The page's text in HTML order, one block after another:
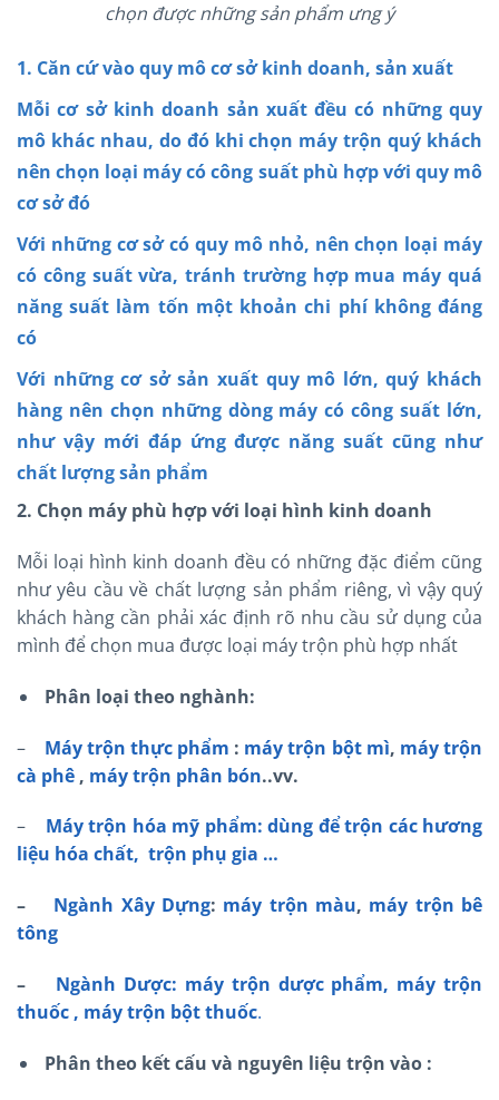
chọn được những sản phẩm ưng ý
1. Căn cứ vào quy mô cơ sở kinh doanh, sản xuất
Mỗi cơ sở kinh doanh sản xuất đều có những quy
mô khác nhau, do đó khi chọn máy trộn quý khách
nên chọn loại máy có công suất phù hợp với quy mô
cơ sở đó
Với những cơ sở có quy mô nhỏ, nên chọn loại máy
có công suất vừa, tránh trường hợp mua máy quá
năng suất làm tốn một khoản chi phí không đáng
có
Với những cơ sở sản xuất quy mô lớn, quý khách
hàng nên chọn những dòng máy có công suất lớn,
như vậy mới đáp ứng được năng suất cũng như
chất lượng sản phẩm
2. Chọn máy phù hợp với loại hình kinh doanh
Mỗi loại hình kinh doanh đều có những đặc điểm cũng
như yêu cầu về chất lượng sản phẩm riêng, vì vậy quý
khách hàng cần phải xác định rõ nhu cầu sử dụng của
mình để chọn mua được loại máy trộn phù hợp nhất
Phân loại theo nghành:
– Máy trộn thực phẩm : máy trộn bột mì, máy trộn
cà phê , máy trộn phân bón..vv.
–
Máy trộn hóa mỹ phẩm: dùng để trộn các hương
liệu hóa chất, trộn phụ gia …
– Ngành Xây Dựng: máy trộn màu, máy trộn bê
tông
– Ngành Dược: máy trộn dược phẩm, máy trộn
thuốc , máy trộn bột thuốc.
Phân theo kết cấu và nguyên liệu trộn vào :